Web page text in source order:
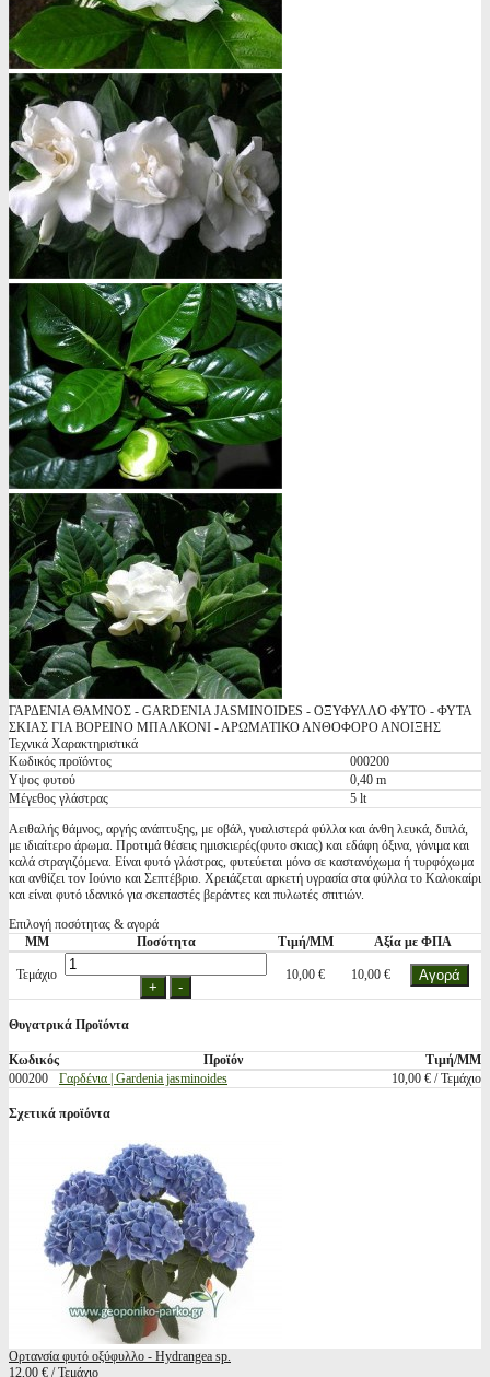
ΓΑΡΔΕΝΙΑ ΘΑΜΝΟΣ - GARDENIA JASMINOIDES - ΟΞΥΦΥΛΛΟ ΦΥΤΟ - ΦΥΤΑ
ΣΚΙΑΣ ΓΙΑ ΒΟΡΕΙΝΟ ΜΠΑΛΚΟΝΙ - ΑΡΩΜΑΤΙΚΟ ΑΝΘΟΦΟΡΟ ΑΝΟΙΞΗΣ
Τεχνικά Χαρακτηριστικά
Κωδικός προϊόντος
000200
Υψος φυτού
0,40 m
Μέγεθος γλάστρας
5 lt
Αειθαλής θάμνος, αργής ανάπτυξης, με οβάλ, γυαλιστερά φύλλα και άνθη λευκά, διπλά,
με ιδιαίτερο άρωμα. Προτιμά θέσεις ημισκιερές(φυτο σκιας) και εδάφη όξινα, γόνιμα και
καλά στραγιζόμενα. Είναι φυτό γλάστρας, φυτεύεται μόνο σε καστανόχωμα ή τυρφόχωμα
και ανθίζει τον Ιούνιο και Σεπτέβριο. Χρειάζεται αρκετή υγρασία στα φύλλα το Καλοκαίρι
και είναι φυτό ιδανικό για σκεπαστές βεράντες και πυλωτές σπιτιών.
Επιλογή ποσότητας & αγορά
ΜΜ
Ποσότητα Τιμή/ΜΜ Αξία με ΦΠΑ
Τεμάχιο 10,00 € 10,00 €
Θυγατρικά Προϊόντα
Κωδικός Προϊόν
Τιμή/ΜΜ
000200
Γαρδένια | Gardenia jasminoides 10,00 € / Τεμάχιο
Σχετικά προϊόντα
Ορτανσία φυτό οξύφυλλο - Hydrangea sp.
12,00 € / Τεμάχιο